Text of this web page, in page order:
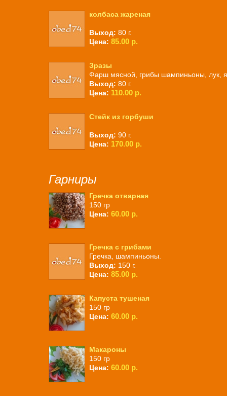
колбаса жареная
Выход: 80 г.
Цена: 85.00 р.
Зразы
Фарш мясной, грибы шампиньоны, лук,
Выход: 80 г.
Цена: 110.00 р.
Стейк из горбуши
Выход: 90 г.
Цена: 170.00 р.
Гарниры
Гречка отварная
150 гр
Цена: 60.00 р.
Гречка с грибами
Гречка, шампиньоны.
Выход: 150 г.
Цена: 85.00 р.
Капуста тушеная
150 гр
Цена: 60.00 р.
Макароны
150 гр
Цена: 60.00 р.